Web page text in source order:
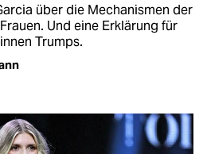
über die Mechanismen der
Und eine Erklärung für
Trumps.